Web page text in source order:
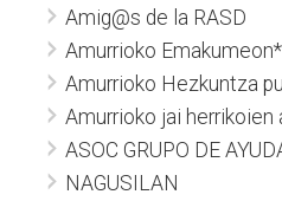
Amig@s de la RASD
Amurrioko
Amurrioko Hezkuntza
Amurrioko jai herrikoien
ASOC GRUPO DE
NAGUSILAN